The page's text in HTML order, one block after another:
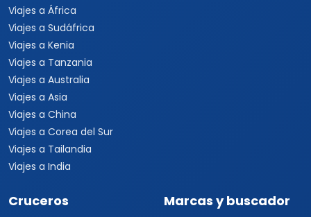
Viajes a África
Viajes a Sudáfrica
Viajes a Kenia
Viajes a Tanzania
Viajes a Australia
Viajes a Asia
Viajes a China
Viajes a Corea del Sur
Viajes a Tailandia
Viajes a India
Cruceros Marcas y buscador